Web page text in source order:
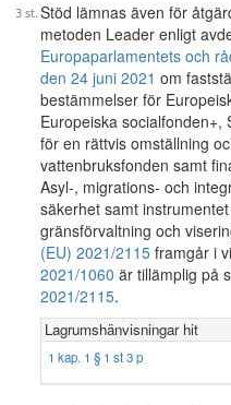
Stöd lämnas även för
metoden Leader enligt
Europaparlamentets och
den 24 juni 2021 om
bestämmelser för
Europeiska
för en rättvis omställning
vattenbruksfonden samt
Asyl-, migrations- och
säkerhet samt
gränsförvaltning och
(EU) 2021/2115 framgår i
2021/1060 är tillämplig på
2021/2115.
Lagrumshänvisningar hit
1 kap. 1 § 1 st 3 p